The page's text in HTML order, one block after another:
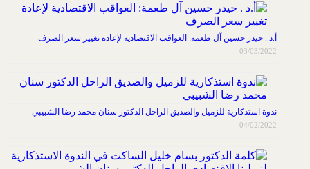
أ.د . حيدر حسين آل طعمة: العواقب الاقتصادية لإعادة تغيير سعر الصرف
03/03/2022
ندوة استذكارية للزميل والصديق الراحل الدكتور سنان محمد رضا الشبيبي
04/02/2022